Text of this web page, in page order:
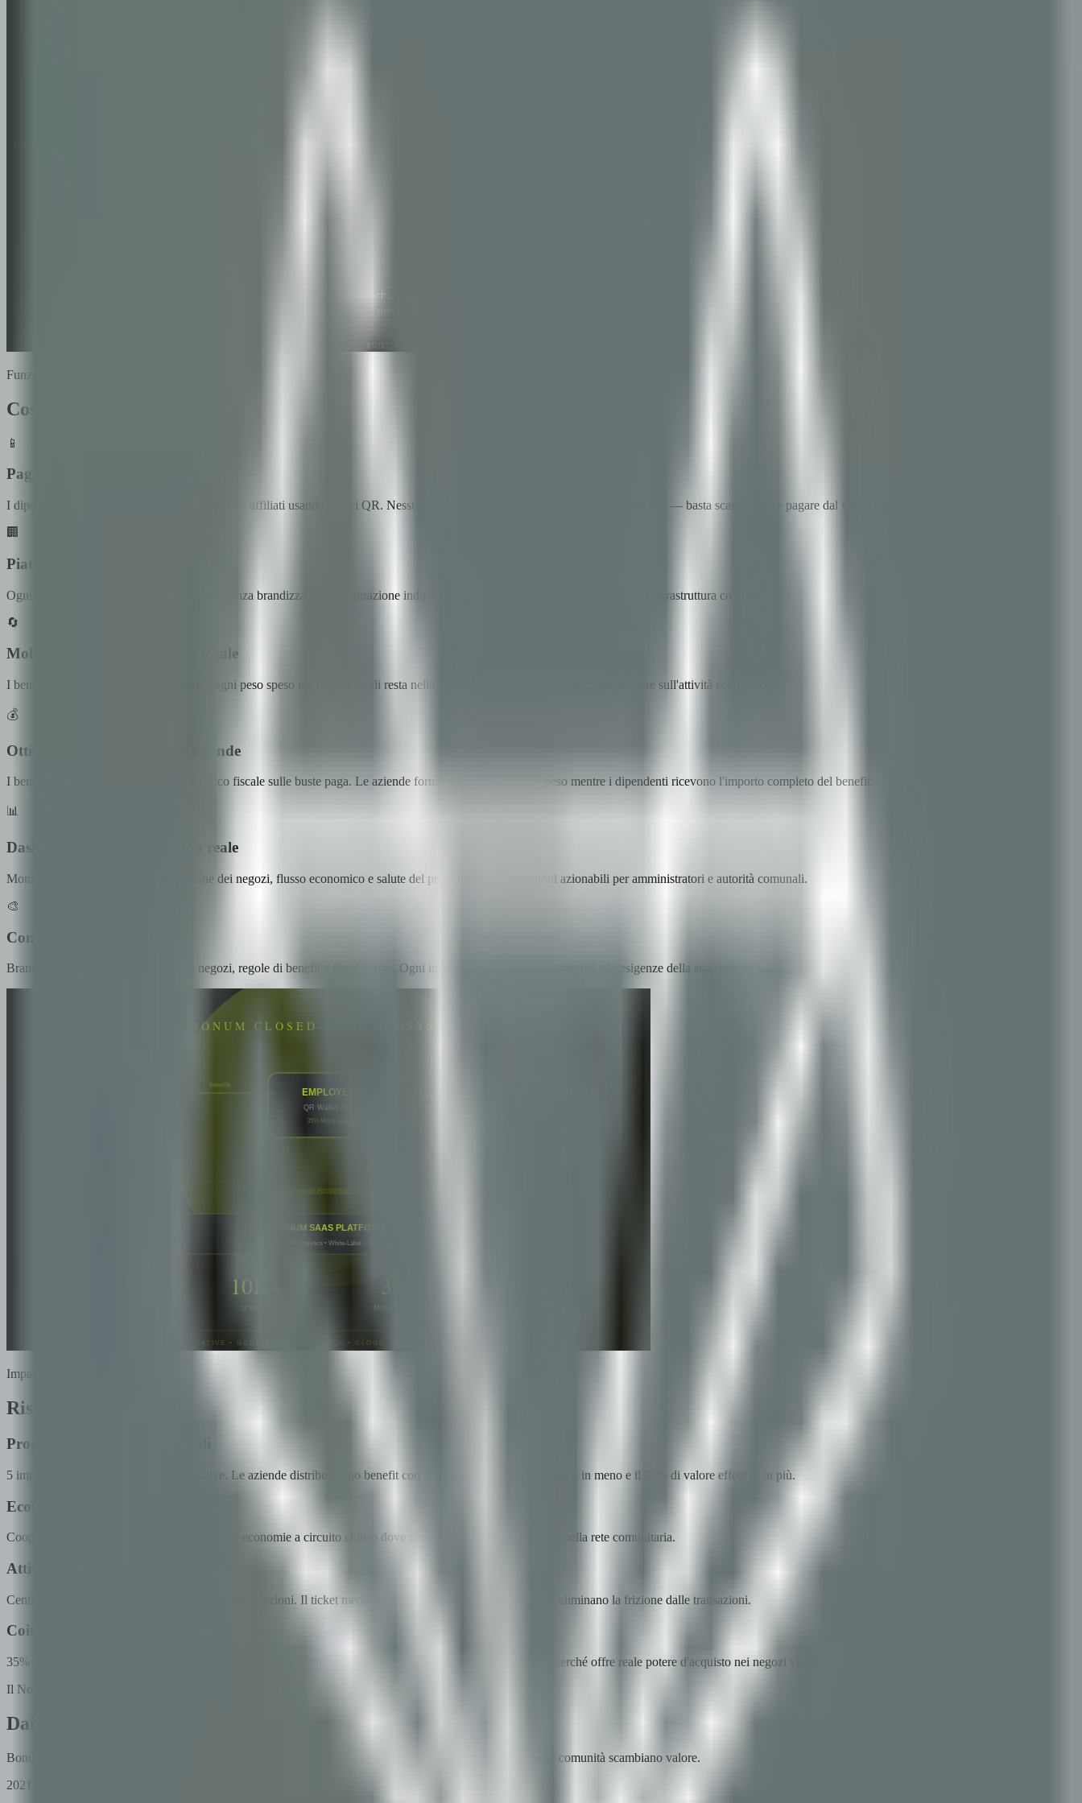
Funzionalità
Cosa Fa Bonum
📱
Pagamenti QR nei negozi locali
I dipendenti pagano istantaneamente nei negozi affiliati usando codici QR. Nessuna gestione di contanti, nessun hardware speciale — basta scansionare e pagare dal wallet Bonum.
🏢
Piattaforma SaaS Multi-Tenant
Ogni comune o azienda ottiene la propria istanza brandizzata. Configurazione indipendente, gestione utenti e analisi — tutto su infrastruttura condivisa.
🔄
Moltiplicatore dell'Economia locale
I benefit circolano nell'economia locale. Ogni peso speso nei negozi locali resta nella comunità, creando un effetto moltiplicatore sull'attività economica.
💰
Ottimizzazione fiscale per le aziende
I benefit non remunerativi riducono il carico fiscale sulle buste paga. Le aziende forniscono più valore per peso mentre i dipendenti ricevono l'importo completo del benefit.
📊
Dashboard analitico in tempo reale
Monitora pattern di spesa, partecipazione dei negozi, flusso economico e salute del programma. Informazioni azionabili per amministratori e autorità comunali.
🎨
Configurazione White-Label
Branding personalizzato, categorie di negozi, regole di benefit e flussi utente. Ogni implementazione riflette l'identità e le esigenze della sua comunità.
Impatto
Risultati comprovati
Programmi di benefit aziendali
5 implementazioni in comuni e cooperative. Le aziende distribuiscono benefit con l'80% di tempo amministrativo in meno e il 35% di valore effettivo in più.
Economie mutuali e cooperative
Cooperative e mutue usano Bonum per creare economie a circuito chiuso dove i benefit dei membri circolano nella rete comunitaria.
Attivazione del commercio locale
Centinaia di negozi locali integrati nelle implementazioni. Il ticket medio aumenta poiché i pagamenti digitali eliminano la frizione dalle transazioni.
Coinvolgimento dei dipendenti
35% di valore effettivo in più rispetto alla distribuzione tradizionale. I dipendenti usano attivamente il wallet perché offre reale potere d'acquisto nei negozi vicini.
Il Nostro Percorso
Dai benefit aziendali agli ecosistemi comunitari
Bonum è iniziato come soluzione per benefit aziendali ed è evoluto in una piattaforma che trasforma come le comunità scambiano valore.
2021